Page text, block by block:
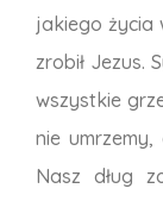
jakiego życia
zrobił Jezus.
wszystkie
nie
Nasz dług